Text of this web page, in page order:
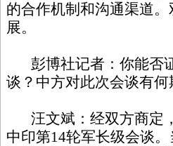
的合作机制和沟通渠道
展。
彭博社记者：你能否
谈？中方对此次会谈有何
汪文斌：经双方商定
中印第14轮军长级会谈